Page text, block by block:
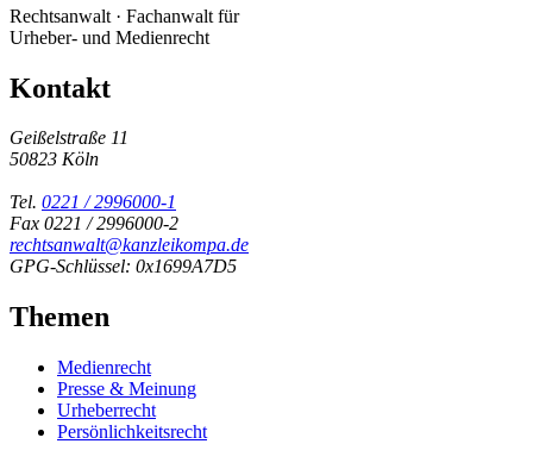
Rechtsanwalt · Fachanwalt für
Urheber- und Medienrecht
Kontakt
Geißelstraße 11
50823 Köln
Tel. 0221 / 2996000-1
Fax 0221 / 2996000-2
rechtsanwalt@kanzleikompa.de
GPG-Schlüssel: 0x1699A7D5
Themen
Medienrecht
Presse & Meinung
Urheberrecht
Persönlichkeitsrecht